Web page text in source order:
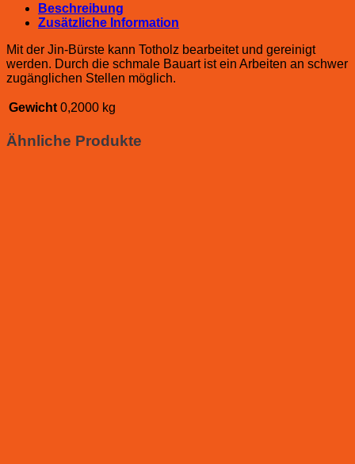
Beschreibung
Zusätzliche Information
Mit der Jin-Bürste kann Totholz bearbeitet und gereinigt
werden. Durch die schmale Bauart ist ein Arbeiten an schwer
zugänglichen Stellen möglich.
Gewicht 0,2000 kg
Ähnliche Produkte